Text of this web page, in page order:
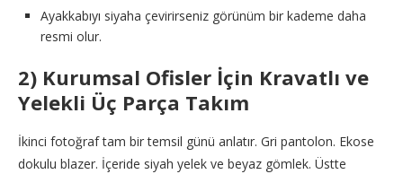
Ayakkabıyı siyaha çevirirseniz görünüm bir kademe daha
resmi olur.
2) Kurumsal Ofisler İçin Kravatlı ve
Yelekli Üç Parça Takım
İkinci fotoğraf tam bir temsil günü anlatır. Gri pantolon. Ekose
dokulu blazer. İçeride siyah yelek ve beyaz gömlek. Üstte